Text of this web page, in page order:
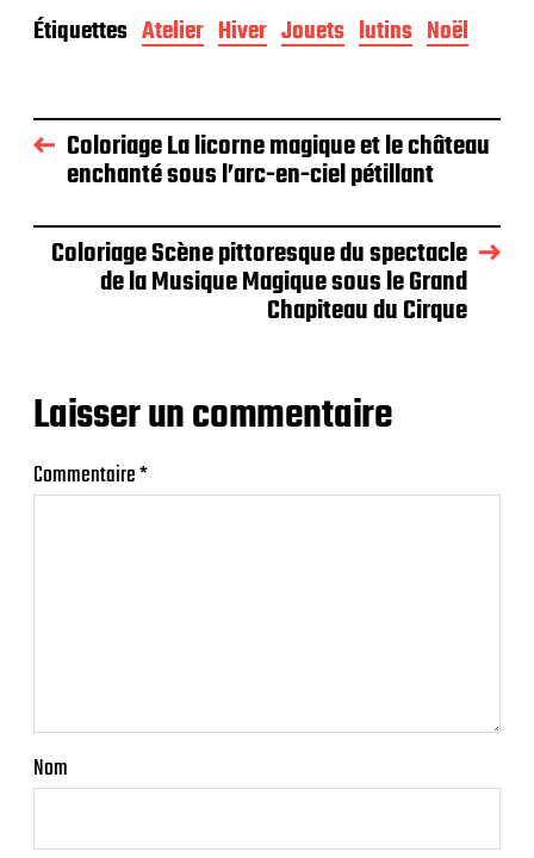
Étiquettes Atelier Hiver Jouets lutins Noël
Coloriage La licorne magique et le château
enchanté sous l’arc-en-ciel pétillant
Coloriage Scène pittoresque du spectacle
de la Musique Magique sous le Grand
Chapiteau du Cirque
Laisser un commentaire
Commentaire*
Nom